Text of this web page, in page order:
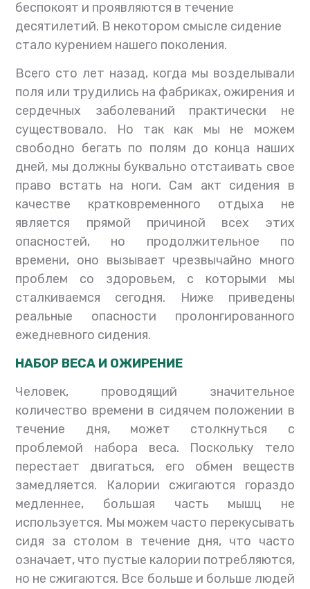
беспокоят и проявляются в течение
десятилетий. В некотором смысле сидение
стало курением нашего поколения.
Всего сто лет назад, когда мы возделывали
поля или трудились на фабриках, ожирения и
сердечных заболеваний практически не
существовало. Но так как мы не можем
свободно бегать по полям до конца наших
дней, мы должны буквально отстаивать свое
право встать на ноги. Сам акт сидения в
качестве кратковременного отдыха не
является прямой причиной всех этих
опасностей, но продолжительное по
времени, оно вызывает чрезвычайно много
проблем со здоровьем, с которыми мы
сталкиваемся сегодня. Ниже приведены
реальные опасности пролонгированного
ежедневного сидения.
НАБОР ВЕСА И ОЖИРЕНИЕ
Человек, проводящий значительное
количество времени в сидячем положении в
течение дня, может столкнуться с
проблемой набора веса. Поскольку тело
перестает двигаться, его обмен веществ
замедляется. Калории сжигаются гораздо
медленнее, большая часть мышц не
используется. Мы можем часто перекусывать
сидя за столом в течение дня, что часто
означает, что пустые калории потребляются,
но не сжигаются. Все больше и больше людей